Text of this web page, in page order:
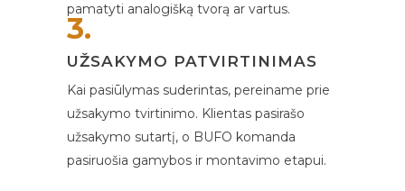
pamatyti analogišką tvorą ar vartus.
3.
UŽSAKYMO PATVIRTINIMAS
Kai pasiūlymas suderintas, pereiname prie
užsakymo tvirtinimo. Klientas pasirašo
užsakymo sutartį, o BUFO komanda
pasiruošia gamybos ir montavimo etapui.